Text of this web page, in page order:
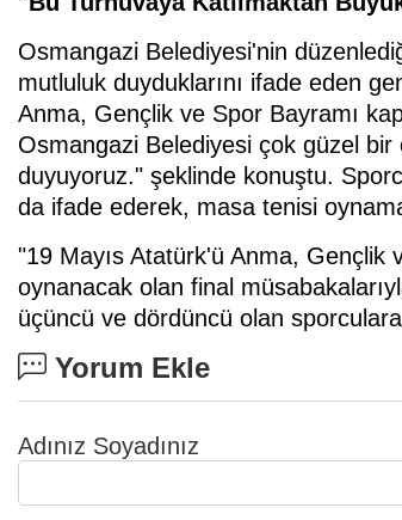
Osmangazi Belediyesi'nin
mutluluk duyduklarını ifade eden
Anma, Gençlik ve Spor Bayramı
Osmangazi Belediyesi çok güzel
duyuyoruz." şeklinde konuştu.
da ifade ederek, masa tenisi
"19 Mayıs Atatürk'ü Anma, Gençlik
oynanacak olan final
üçüncü ve dördüncü olan
Yorum Ekle
Adınız Soyadınız